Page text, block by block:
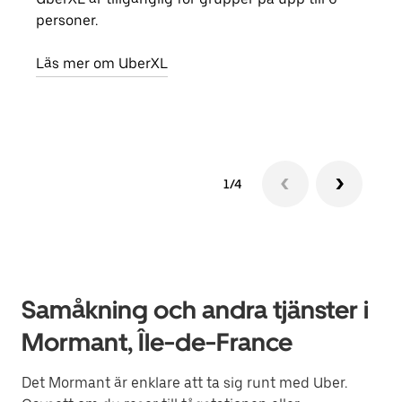
personer.
Läs mer om UberXL
1/4
Samåkning och andra tjänster i
Mormant, Île-de-France
Det Mormant är enklare att ta sig runt med Uber.